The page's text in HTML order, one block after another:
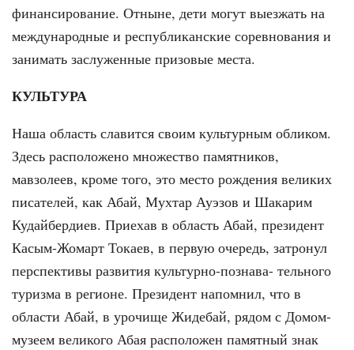
финансирование. Отныне, дети могут выезжать на
международные и республиканские соревнования и
занимать заслуженные призовые места.
КУЛЬТУРА
Наша область славится своим культурным обликом.
Здесь расположено множество памятников,
мавзолеев, кроме того, это место рождения великих
писателей, как Абай, Мухтар Ауэзов и Шакарим
Кудайбердиев. Приехав в область Абай, президент
Касым-Жомарт Токаев, в первую очередь, затронул
перспективы развития культурно-познава- тельного
туризма в регионе. Президент напомнил, что в
области Абай, в урочище Жидебай, рядом с Домом-
музеем великого Абая расположен памятный знак